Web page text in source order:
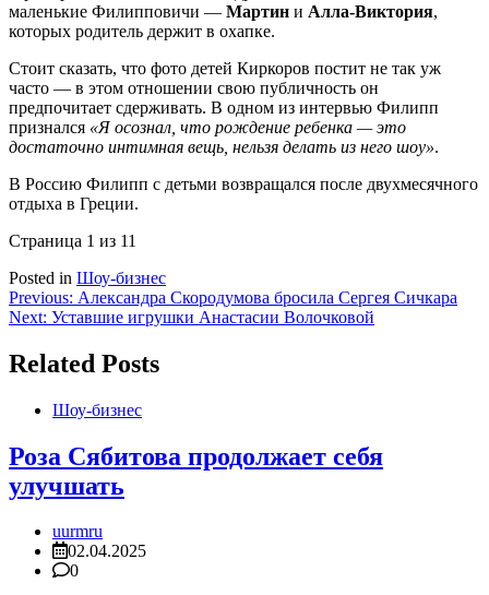
маленькие Филипповичи — Мартин и Алла-Виктория,
которых родитель держит в охапке.
Стоит сказать, что фото детей Киркоров постит не так уж
часто — в этом отношении свою публичность он
предпочитает сдерживать. В одном из интервью Филипп
признался «Я осознал, что рождение ребенка — это
достаточно интимная вещь, нельзя делать из него шоу».
В Россию Филипп с детьми возвращался после двухмесячного
отдыха в Греции.
Страница 1 из 11
Posted in Шоу-бизнес
Навигация
по
записям
Previous: Александра Скородумова бросила Сергея Сичкара
Next: Уставшие игрушки Анастасии Волочковой
Related Posts
Шоу-бизнес
Роза Сябитова продолжает себя
улучшать
uurmru
02.04.2025
0